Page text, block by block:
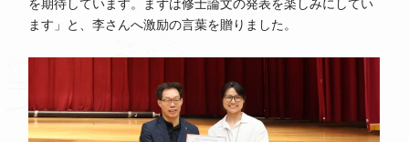
を期待しています。まずは修士論文の発表を楽しみにしてい
ます」と、李さんへ激励の言葉を贈りました。